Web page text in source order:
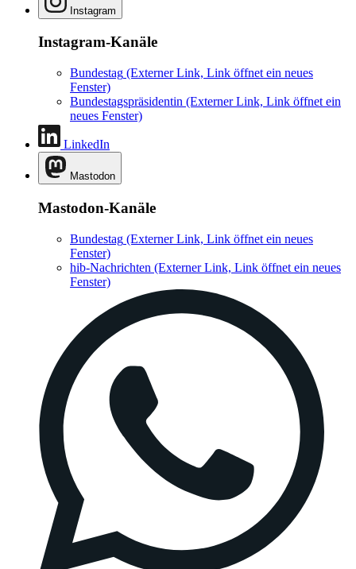
Instagram
Instagram-Kanäle
Bundestag (Externer Link, Link öffnet ein neues
Fenster)
Bundestagspräsidentin (Externer Link, Link öffnet ein
neues Fenster)
LinkedIn
Mastodon
Mastodon-Kanäle
Bundestag (Externer Link, Link öffnet ein neues
Fenster)
hib-Nachrichten (Externer Link, Link öffnet ein neues
Fenster)